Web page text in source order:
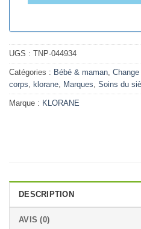
UGS : TNP-044934
Catégories : Bébé & maman,
corps, klorane, Marques, Soins du
Marque : KLORANE
DESCRIPTION
AVIS (0)